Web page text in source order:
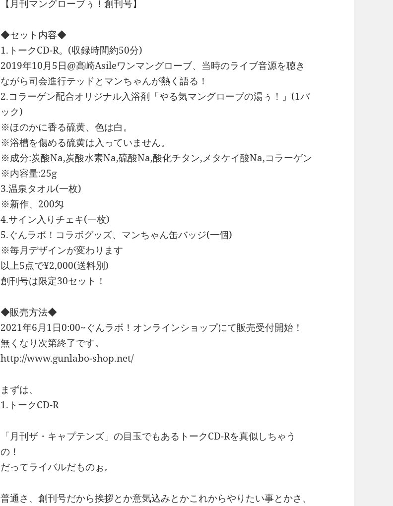
【月刊マングローブぅ！創刊号】
◆セット内容◆
1.トークCD-R。(収録時間約50分)
2019年10月5日@高崎Asileワンマングローブ、当時のライブ音源を聴き
ながら司会進行テッドとマンちゃんが熱く語る！
2.コラーゲン配合オリジナル入浴剤「やる気マングローブの湯ぅ！」(1パ
ック)
※ほのかに香る硫黄、色は白。
※浴槽を傷める硫黄は入っていません。
※成分:炭酸Na,炭酸水素Na,硫酸Na,酸化チタン,メタケイ酸Na,コラーゲン
※内容量:25g
3.温泉タオル(一枚)
※新作、200匁
4.サイン入りチェキ(一枚)
5.ぐんラボ！コラボグッズ、マンちゃん缶バッジ(一個)
※毎月デザインが変わります
以上5点で¥2,000(送料別)
創刊号は限定30セット！
◆販売方法◆
2021年6月1日0:00~ぐんラボ！オンラインショップにて販売受付開始！
無くなり次第終了です。
http://www.gunlabo-shop.net/
まずは、
1.トークCD-R
「月刊ザ・キャプテンズ」の目玉でもあるトークCD-Rを真似しちゃう
の！
だってライバルだものぉ。
普通さ、創刊号だから挨拶とか意気込みとかこれからやりたい事とかさ、